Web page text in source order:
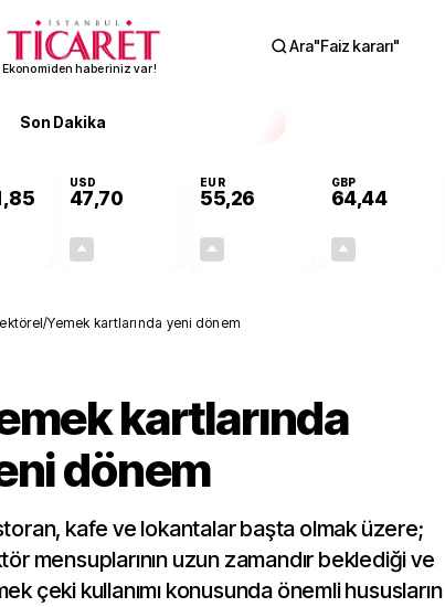
Ekonomiden haberiniz var!
Ara"Faiz kararı"
Son Dakika
USD
47,70
EUR
55,26
GBP
64,44
/Yemek kartlarında yeni dönem
kartlarında
dönem
kafe ve lokantalar başta olmak üzere;
mensuplarının uzun zamandır beklediği ve
çeki kullanımı konusunda önemli hususların